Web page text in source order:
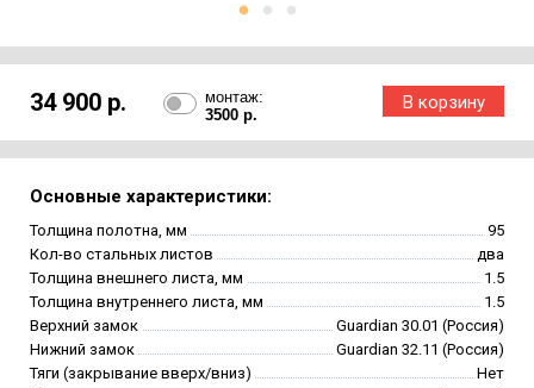
34 900 р.
монтаж:
3500 р.
Основные характеристики:
Толщина полотна, мм
95
Кол-во стальных листов
два
Толщина внешнего листа, мм
1.5
Толщина внутреннего листа, мм
1.5
Верхний замок
Guardian 30.01 (Россия)
Нижний замок
Guardian 32.11 (Россия)
Тяги (закрывание вверх/вниз)
Нет